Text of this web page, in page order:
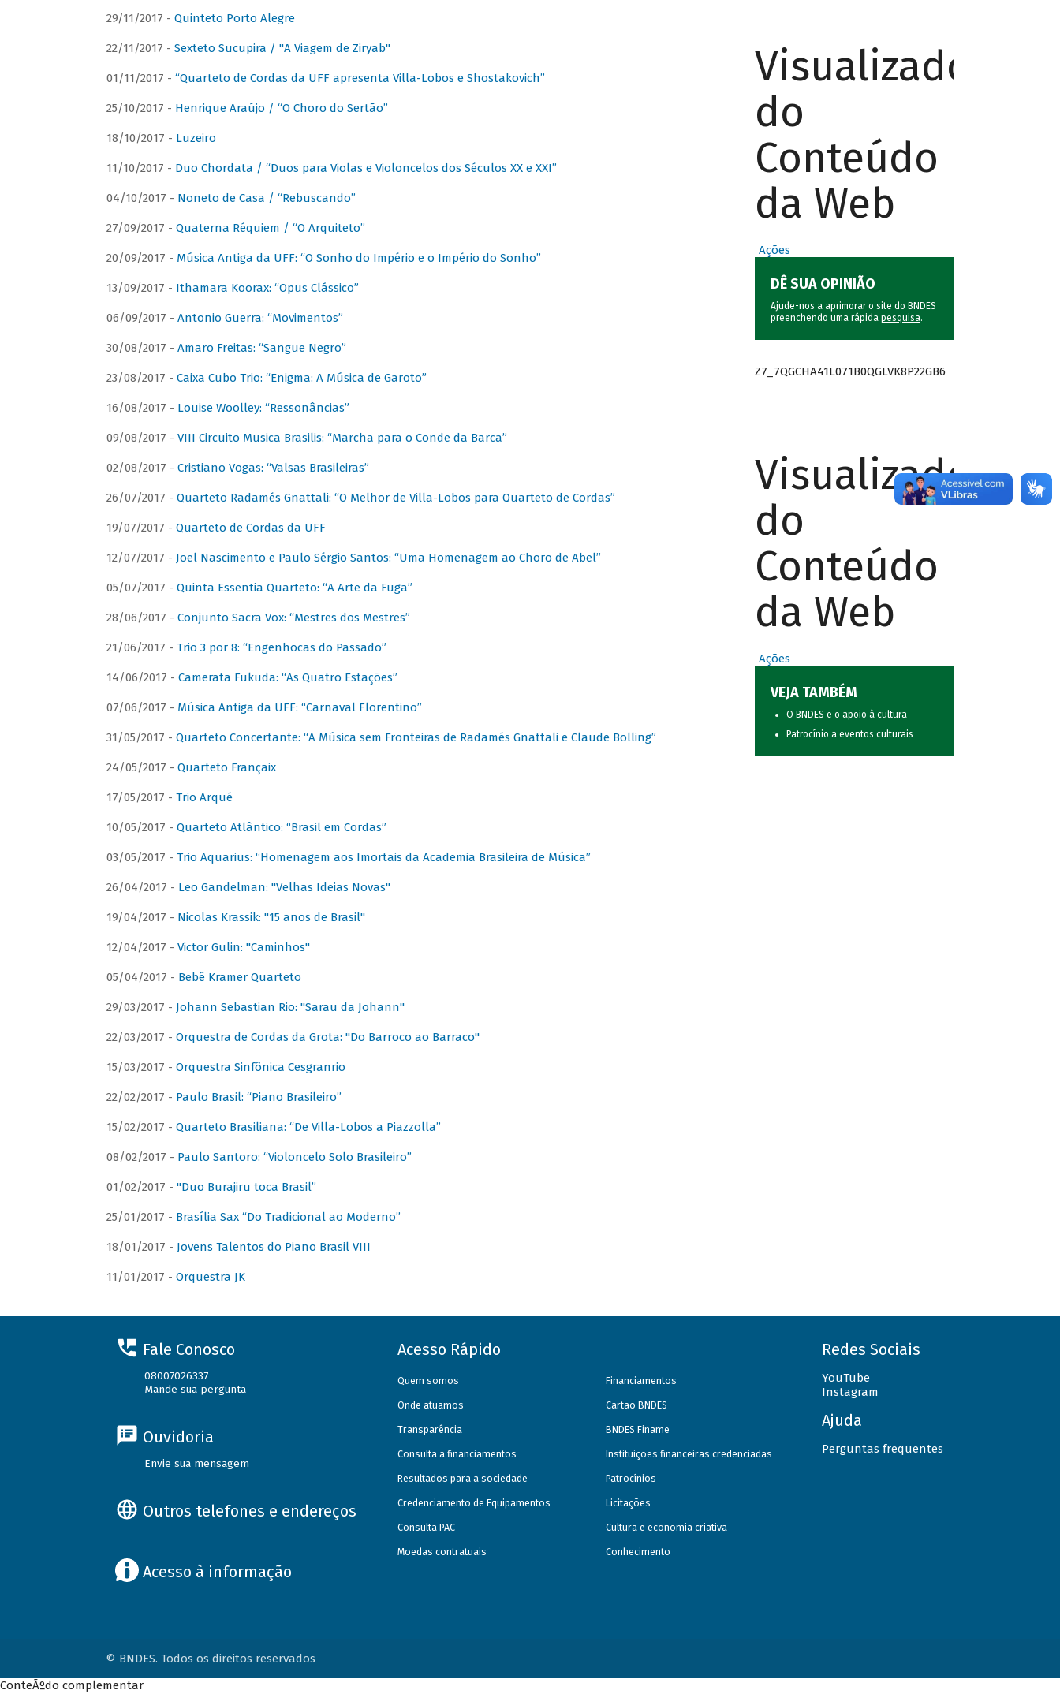
29/11/2017 - Quinteto Porto Alegre
22/11/2017 - Sexteto Sucupira / "A Viagem de Ziryab"
01/11/2017 - “Quarteto de Cordas da UFF apresenta Villa-Lobos e Shostakovich”
25/10/2017 - Henrique Araújo / “O Choro do Sertão”
18/10/2017 - Luzeiro
11/10/2017 - Duo Chordata / “Duos para Violas e Violoncelos dos Séculos XX e XXI”
04/10/2017 - Noneto de Casa / “Rebuscando”
27/09/2017 - Quaterna Réquiem / “O Arquiteto”
20/09/2017 - Música Antiga da UFF: “O Sonho do Império e o Império do Sonho”
13/09/2017 - Ithamara Koorax: “Opus Clássico”
06/09/2017 - Antonio Guerra: “Movimentos”
30/08/2017 - Amaro Freitas: “Sangue Negro”
23/08/2017 - Caixa Cubo Trio: “Enigma: A Música de Garoto”
16/08/2017 - Louise Woolley: “Ressonâncias”
09/08/2017 - VIII Circuito Musica Brasilis: “Marcha para o Conde da Barca”
02/08/2017 - Cristiano Vogas: “Valsas Brasileiras”
26/07/2017 - Quarteto Radamés Gnattali: “O Melhor de Villa-Lobos para Quarteto de Cordas”
19/07/2017 - Quarteto de Cordas da UFF
12/07/2017 - Joel Nascimento e Paulo Sérgio Santos: “Uma Homenagem ao Choro de Abel”
05/07/2017 - Quinta Essentia Quarteto: “A Arte da Fuga”
28/06/2017 - Conjunto Sacra Vox: “Mestres dos Mestres”
21/06/2017 - Trio 3 por 8: “Engenhocas do Passado”
14/06/2017 - Camerata Fukuda: “As Quatro Estações”
07/06/2017 - Música Antiga da UFF: “Carnaval Florentino”
31/05/2017 - Quarteto Concertante: “A Música sem Fronteiras de Radamés Gnattali e Claude Bolling”
24/05/2017 - Quarteto Françaix
17/05/2017 - Trio Arqué
10/05/2017 - Quarteto Atlântico: “Brasil em Cordas”
03/05/2017 - Trio Aquarius: “Homenagem aos Imortais da Academia Brasileira de Música”
26/04/2017 - Leo Gandelman: "Velhas Ideias Novas"
19/04/2017 - Nicolas Krassik: "15 anos de Brasil"
12/04/2017 - Victor Gulin: "Caminhos"
05/04/2017 - Bebê Kramer Quarteto
29/03/2017 - Johann Sebastian Rio: "Sarau da Johann"
22/03/2017 - Orquestra de Cordas da Grota: "Do Barroco ao Barraco"
15/03/2017 - Orquestra Sinfônica Cesgranrio
22/02/2017 - Paulo Brasil: “Piano Brasileiro”
15/02/2017 - Quarteto Brasiliana: “De Villa-Lobos a Piazzolla”
08/02/2017 - Paulo Santoro: “Violoncelo Solo Brasileiro”
01/02/2017 - "Duo Burajiru toca Brasil”
25/01/2017 - Brasília Sax “Do Tradicional ao Moderno”
18/01/2017 - Jovens Talentos do Piano Brasil VIII
11/01/2017 - Orquestra JK
Visualizador
do
Conteúdo
da Web
Ações
DÊ SUA OPINIÃO
Ajude-nos a aprimorar o site do BNDES
preenchendo uma rápida pesquisa.
Z7_7QGCHA41L071B0QGLVK8P22GB6
Visualizador
do
Conteúdo
da Web
Ações
VEJA TAMBÉM
O BNDES e o apoio à cultura
Patrocínio a eventos culturais
Fale Conosco
08007026337
Mande sua pergunta
Ouvidoria
Envie sua mensagem
Outros telefones e endereços
Acesso à informação
Acesso Rápido
Quem somos
Onde atuamos
Transparência
Consulta a financiamentos
Resultados para a sociedade
Credenciamento de Equipamentos
Consulta PAC
Moedas contratuais
Financiamentos
Cartão BNDES
BNDES Finame
Instituições financeiras credenciadas
Patrocínios
Licitações
Cultura e economia criativa
Conhecimento
Redes Sociais
YouTube
Instagram
Ajuda
Perguntas frequentes
© BNDES. Todos os direitos reservados
ConteÃºdo complementar